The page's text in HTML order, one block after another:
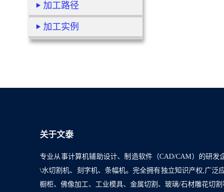
加工路径
加工实例
关于文泰
专业从事计算机辅助设计、制造软件（CAD/CAM）的研
\水切割机、刻字机、条幅机。完全拥有独立知识产权,广泛
橱柜、佛像加工、工业模具、金属切割、玻璃/石材雕花切割